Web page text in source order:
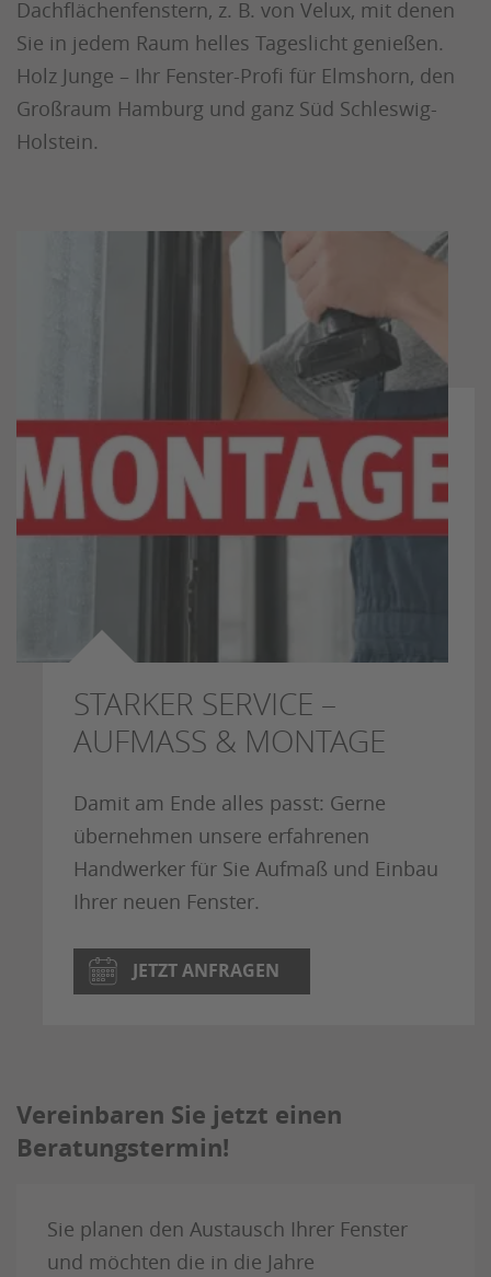
Dachflächenfenstern, z. B. von Velux, mit denen
Sie in jedem Raum helles Tageslicht genießen.
Holz Junge – Ihr Fenster-Profi für Elmshorn, den
Großraum Hamburg und ganz Süd Schleswig-
Holstein.
STARKER SERVICE –
AUFMASS & MONTAGE
Damit am Ende alles passt: Gerne
übernehmen unsere erfahrenen
Handwerker für Sie Aufmaß und Einbau
Ihrer neuen Fenster.
JETZT ANFRAGEN
Vereinbaren Sie jetzt einen
Beratungstermin!
Sie planen den Austausch Ihrer Fenster
und möchten die in die Jahre